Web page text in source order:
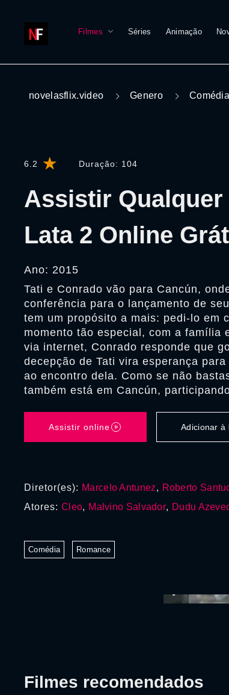
Filmes Séries Animação
novelasflix.video Genero Comédia
6.2 Duração: 104
Assistir Qualquer
Lata 2 Online
Ano: 2015
Tati e Conrado vão para Cancún,
conferência para o lançamento de
tem um propósito a mais: pedi-lo em
momento tão especial, com a família
via internet, Conrado responde que
decepção de Tati vira esperança
ao encontro dela. Como se não
também está em Cancún,
Assistir online Adicionar à
Diretor(es): Marcelo Antunez, Roberto
Atores: Cleo, Malvino Salvador, Dudu
Comédia Romance
Filmes recomendados